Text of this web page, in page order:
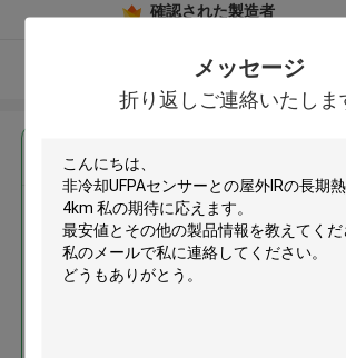
メッセージ
折り返しご連絡いたしま
確認された製造者
多くを見て下さい
非冷却UFPAセンサ
の長期熱カメラ